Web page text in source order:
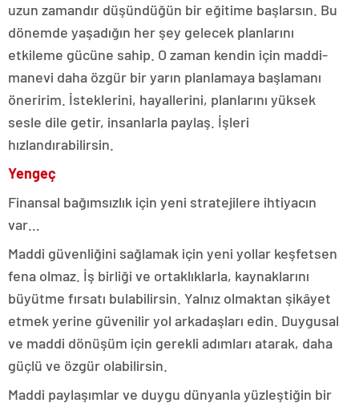
uzun zamandır düşündüğün bir eğitime başlarsın. Bu
dönemde yaşadığın her şey gelecek planlarını
etkileme gücüne sahip. O zaman kendin için maddi-
manevi daha özgür bir yarın planlamaya başlamanı
öneririm. İsteklerini, hayallerini, planlarını yüksek
sesle dile getir, insanlarla paylaş. İşleri
hızlandırabilirsin.
Yengeç
Finansal bağımsızlık için yeni stratejilere ihtiyacın
var…
Maddi güvenliğini sağlamak için yeni yollar keşfetsen
fena olmaz. İş birliği ve ortaklıklarla, kaynaklarını
büyütme fırsatı bulabilirsin. Yalnız olmaktan şikâyet
etmek yerine güvenilir yol arkadaşları edin. Duygusal
ve maddi dönüşüm için gerekli adımları atarak, daha
güçlü ve özgür olabilirsin.
Maddi paylaşımlar ve duygu dünyanla yüzleştiğin bir